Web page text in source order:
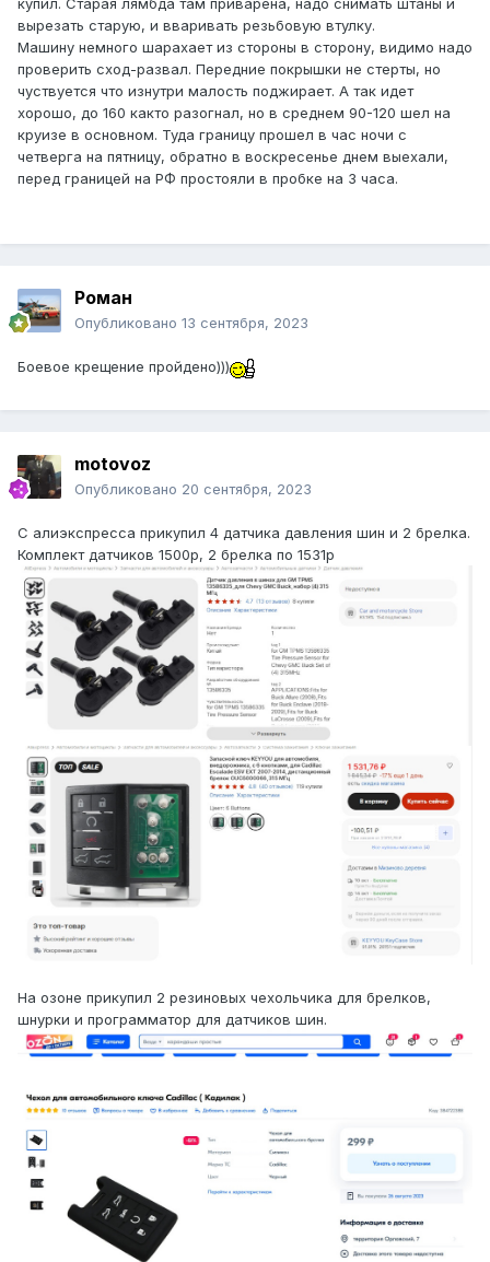
купил. Старая лямбда там приварена, надо снимать штаны и
вырезать старую, и вваривать резьбовую втулку.
Машину немного шарахает из стороны в сторону, видимо надо
проверить сход-развал. Передние покрышки не стерты, но
чуствуется что изнутри малость поджирает. А так идет
хорошо, до 160 както разогнал, но в среднем 90-120 шел на
круизе в основном. Туда границу прошел в час ночи с
четверга на пятницу, обратно в воскресенье днем выехали,
перед границей на РФ простояли в пробке на 3 часа.
Роман
Опубликовано 13 сентября, 2023
Боевое крещение пройдено)))
motovoz
Опубликовано 20 сентября, 2023
С алиэкспресса прикупил 4 датчика давления шин и 2 брелка.
Комплект датчиков 1500р, 2 брелка по 1531р
На озоне прикупил 2 резиновых чехольчика для брелков,
шнурки и программатор для датчиков шин.